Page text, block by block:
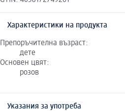
Характеристики на продукта
Препоръчителна възраст:
дете
Основен цвят:
розов
Указания за употреба